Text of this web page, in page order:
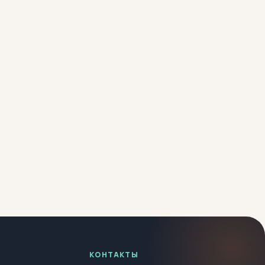
КОНТАКТЫ